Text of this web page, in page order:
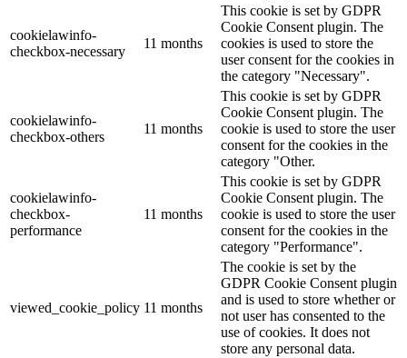
cookielawinfo-
checkbox-necessary
11 months
This cookie is set by GDPR
Cookie Consent plugin. The
cookies is used to store the
user consent for the cookies in
the category "Necessary".
cookielawinfo-
checkbox-others
11 months
This cookie is set by GDPR
Cookie Consent plugin. The
cookie is used to store the user
consent for the cookies in the
category "Other.
cookielawinfo-
checkbox-
performance
11 months
This cookie is set by GDPR
Cookie Consent plugin. The
cookie is used to store the user
consent for the cookies in the
category "Performance".
viewed_cookie_policy 11 months
The cookie is set by the
GDPR Cookie Consent plugin
and is used to store whether or
not user has consented to the
use of cookies. It does not
store any personal data.